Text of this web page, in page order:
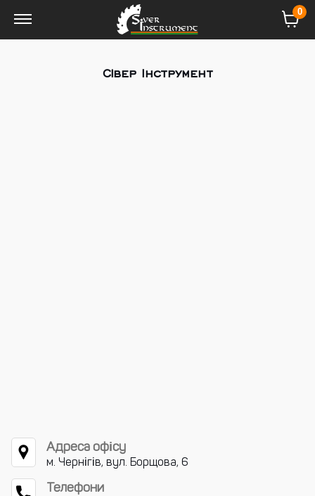
0
Сівер Інструмент
Адреса офісу
м. Чернігів, вул. Борщова, 6
Телефони